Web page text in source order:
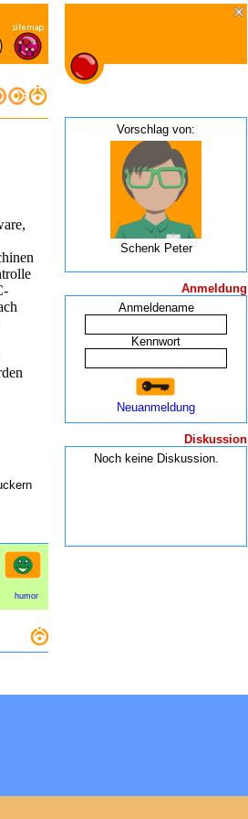
humor
Vorschlag von:
Schenk Peter
Anmeldung
Anmeldename
Kennwort
Neuanmeldung
Diskussion
Noch keine Diskussion.